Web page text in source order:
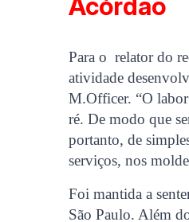
Acórdão
Para o relator do
atividade
M.Officer. “O labor
ré. De modo que
portanto, de
serviços, nos
Foi mantida a
São Paulo. Além